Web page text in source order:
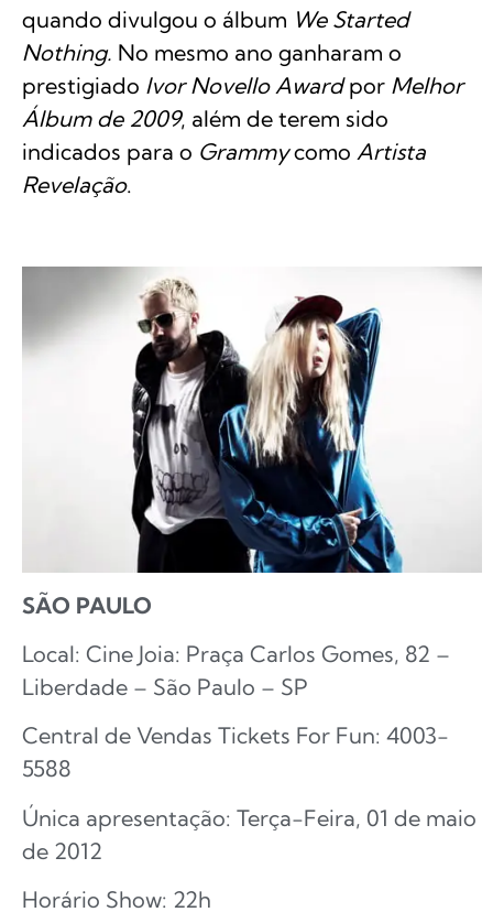
quando divulgou o álbum We Started
Nothing. No mesmo ano ganharam o
prestigiado Ivor Novello Awardpor Melhor
Álbum de 2009, além de terem sido
indicados para o Grammycomo Artista
Revelação.
SÃO PAULO
Local: Cine Joia: Praça Carlos Gomes, 82 –
Liberdade – São Paulo – SP
Central de Vendas Tickets For Fun: 4003-
5588
Única apresentação: Terça-Feira, 01 de maio
de 2012
Horário Show: 22h